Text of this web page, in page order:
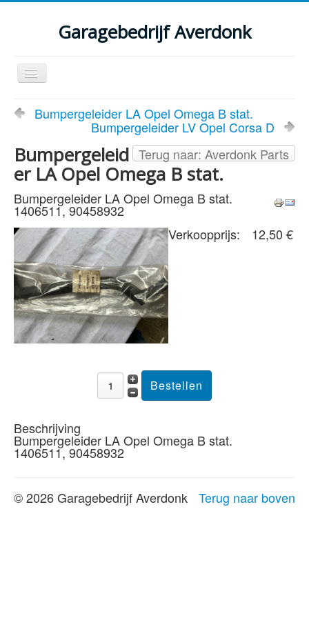
Garagebedrijf Averdonk
Schakelen
navigatie
Welkom
Klassiekers en restauratie verslagen
Diensten
Parts
Occasions
Kenteken gegevens opvragen
Contact
Bumpergeleider LA Opel Omega B stat.
Bumpergeleider LV Opel Corsa D
Terug naar: Averdonk Parts
Bumpergeleid
er LA Opel Omega B stat.
Bumpergeleider LA Opel Omega B stat.
1406511, 90458932
Verkoopprijs:
12,50 €
Beschrijving
Bumpergeleider LA Opel Omega B stat.
1406511, 90458932
Terug naar boven
© 2026 Garagebedrijf Averdonk